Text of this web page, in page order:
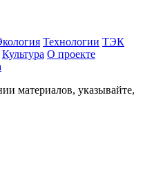
Технологии ТЭК
Культура О проекте
материалов, указывайте,